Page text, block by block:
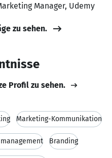
Manager, Udemy
zu sehen.
Profil zu sehen.
Marketing-Kommunikation
Branding